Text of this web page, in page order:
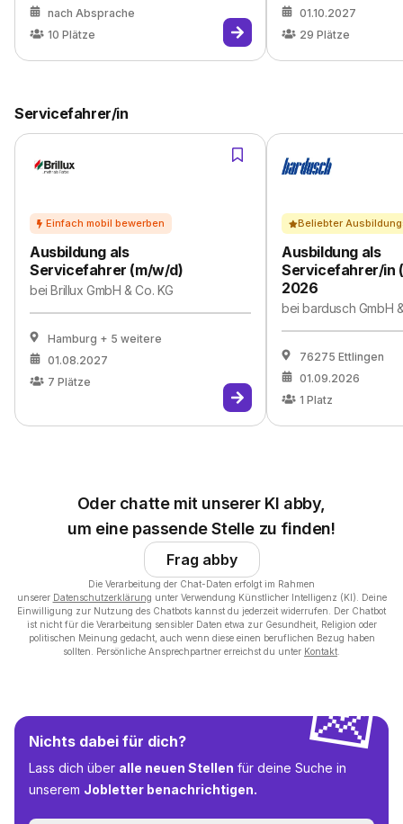
nach Absprache
10 Plätze
01.10.2027
29 Plätze
Servicefahrer/in
Ausbildung als
Servicefahrer (m/w/d)
beiBrillux GmbH & Co. KG
Hamburg + 5 weitere
01.08.2027
7 Plätze
Ausbildung als
Servicefahrer/in
2026
beibardusch GmbH
76275 Ettlingen
01.09.2026
1 Platz
Beliebter
Oder chatte mit unserer KI abby,
um eine passende Stelle zu finden!
Frag abby
Die Verarbeitung der Chat-Daten erfolgt im Rahmen
unserer Datenschutzerklärung unter Verwendung Künstlicher Intelligenz (KI). Deine
Einwilligung zur Nutzung des Chatbots kannst du jederzeit widerrufen. Der Chatbot
ist nicht für die Verarbeitung sensibler Daten etwa zur Gesundheit, Religion oder
politischen Meinung gedacht, auch wenn diese einen beruflichen Bezug haben
sollten. Persönliche Ansprechpartner erreichst du unter Kontakt
💌
Nichts dabei für dich?
Lass dich über alle neuen Stellen für deine Suche in
unserem Jobletter benachrichtigen.